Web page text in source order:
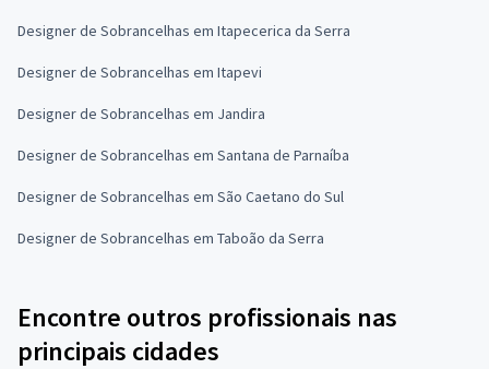
Designer de Sobrancelhas em Itapecerica da Serra
Designer de Sobrancelhas em Itapevi
Designer de Sobrancelhas em Jandira
Designer de Sobrancelhas em Santana de Parnaíba
Designer de Sobrancelhas em São Caetano do Sul
Designer de Sobrancelhas em Taboão da Serra
Encontre outros profissionais nas
principais cidades